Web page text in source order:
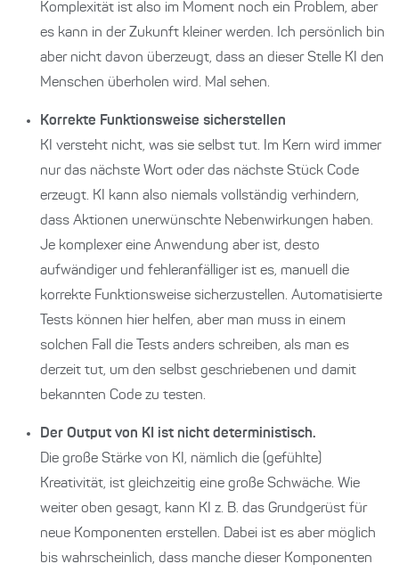
Komplexität ist also im Moment noch ein Problem, aber
es kann in der Zukunft kleiner werden. Ich persönlich bin
aber nicht davon überzeugt, dass an dieser Stelle KI den
Menschen überholen wird. Mal sehen.
Korrekte Funktionsweise sicherstellen
KI versteht nicht, was sie selbst tut. Im Kern wird immer
nur das nächste Wort oder das nächste Stück Code
erzeugt. KI kann also niemals vollständig verhindern,
dass Aktionen unerwünschte Nebenwirkungen haben.
Je komplexer eine Anwendung aber ist, desto
aufwändiger und fehleranfälliger ist es, manuell die
korrekte Funktionsweise sicherzustellen. Automatisierte
Tests können hier helfen, aber man muss in einem
solchen Fall die Tests anders schreiben, als man es
derzeit tut, um den selbst geschriebenen und damit
bekannten Code zu testen.
Der Output von KI ist nicht deterministisch.
Die große Stärke von KI, nämlich die (gefühlte)
Kreativität, ist gleichzeitig eine große Schwäche. Wie
weiter oben gesagt, kann KI z. B. das Grundgerüst für
neue Komponenten erstellen. Dabei ist es aber möglich
bis wahrscheinlich, dass manche dieser Komponenten